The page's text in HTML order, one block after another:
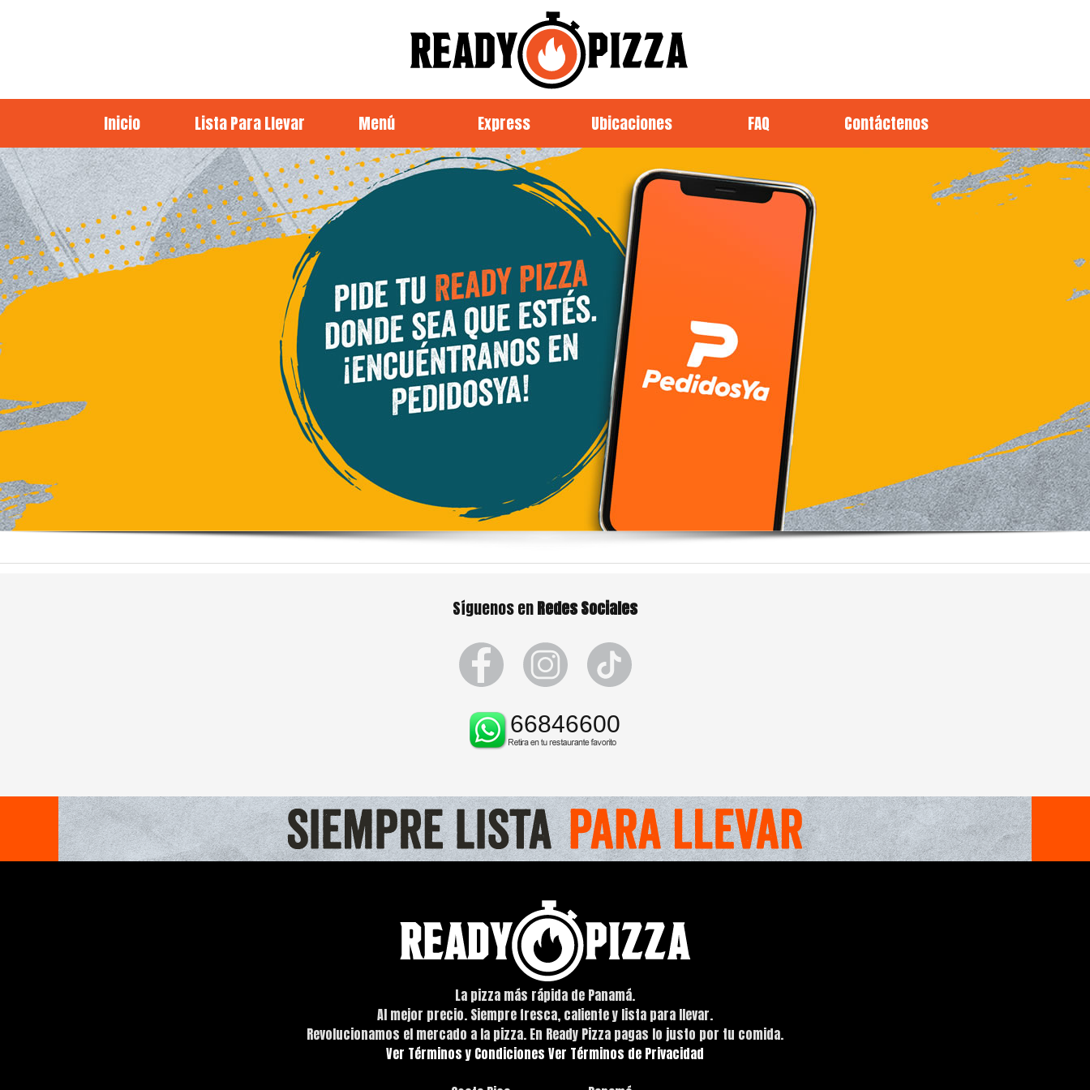
Inicio Lista Para Llevar Menú Express Ubicaciones FAQ Contáctenos
Síguenos enRedes Sociales
66846600
La pizza más rápida de Panamá.
Al mejor precio. Siempre fresca, caliente y lista para llevar.
Revolucionamos el mercado a la pizza. En Ready Pizza pagas lo justo por tu comida.
Ver Términos y Condiciones Ver Términos de Privacidad